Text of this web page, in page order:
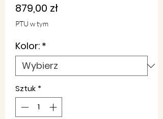
879,00 złCena
PTU w tym
Kolor: *
Sztuk *